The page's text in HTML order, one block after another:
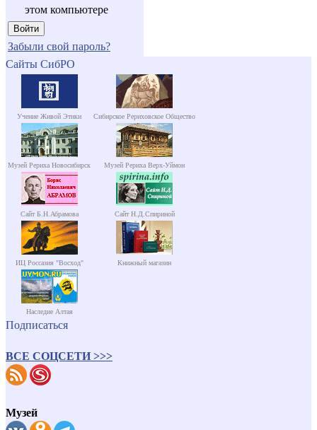
этом компьютере
Забыли свой пароль?
Сайты СибРО
Учение Живой Этики Сибирское Рериховское Общество
Музей Рериха Новосибирск Музей Рериха Верх-Уймон
Сайт Б.Н.Абрамова Сайт Н.Д.Спириной
ИЦ Россазия "Восход" Книжный магазин
Наследие Алтая
Подписаться
ВСЕ СОЦСЕТИ >>>
Музей